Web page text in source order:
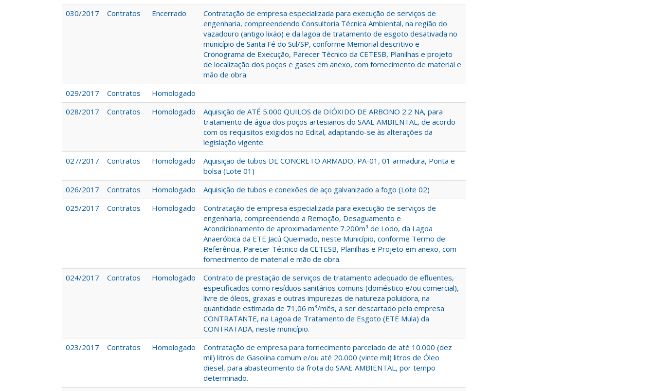
030/2017
Contratos Encerrado
Contratação de empresa especializada para execução de serviços de
engenharia, compreendendo Consultoria Técnica Ambiental, na região do
vazadouro (antigo lixão) e da lagoa de tratamento de esgoto desativada no
município de Santa Fé do Sul/SP, conforme Memorial descritivo e
Cronograma de Execução, Parecer Técnico da CETESB, Planilhas e projeto
de localização dos poços e gases em anexo, com fornecimento de material e
mão de obra.
029/2017
Contratos
Homologado
028/2017
Contratos Homologado
Aquisição de ATÉ 5.000 QUILOS de DIÓXIDO DE ARBONO 2.2 NA, para
tratamento de água dos poços artesianos do SAAE AMBIENTAL, de acordo
com os requisitos exigidos no Edital, adaptando-se às alterações da
legislação vigente.
027/2017
Contratos Homologado
Aquisição de tubos DE CONCRETO ARMADO, PA-01, 01 armadura, Ponta e
bolsa (Lote 01)
026/2017
Contratos Homologado
Aquisição de tubos e conexões de aço galvanizado a fogo (Lote 02)
025/2017
Contratos Homologado
Contratação de empresa especializada para execução de serviços de
engenharia, compreendendo a Remoção, Desaguamento e
Acondicionamento de aproximadamente 7.200m³ de Lodo, da Lagoa
Anaeróbica da ETE Jacú Queimado, neste Município, conforme Termo de
Referência, Parecer Técnico da CETESB, Planilhas e Projeto em anexo, com
fornecimento de material e mão de obra.
024/2017
Contratos Homologado
Contrato de prestação de serviços de tratamento adequado de efluentes,
especificados como resíduos sanitários comuns (doméstico e/ou comercial),
livre de óleos, graxas e outras impurezas de natureza poluidora, na
quantidade estimada de 71,06 m³/mês, a ser descartado pela empresa
CONTRATANTE, na Lagoa de Tratamento de Esgoto (ETE Mula) da
CONTRATADA, neste município.
023/2017
Contratos Homologado
Contratação de empresa para fornecimento parcelado de até 10.000 (dez
mil) litros de Gasolina comum e/ou até 20.000 (vinte mil) litros de Óleo
diesel, para abastecimento da frota do SAAE AMBIENTAL, por tempo
determinado.